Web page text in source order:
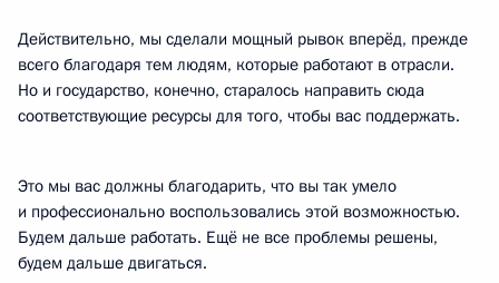
Действительно, мы сделали мощный рывок вперёд, прежде
всего благодаря тем людям, которые работают в отрасли.
Но и государство, конечно, старалось направить сюда
соответствующие ресурсы для того, чтобы вас поддержать.
Это мы вас должны благодарить, что вы так умело
и профессионально воспользовались этой возможностью.
Будем дальше работать. Ещё не все проблемы решены,
будем дальше двигаться.